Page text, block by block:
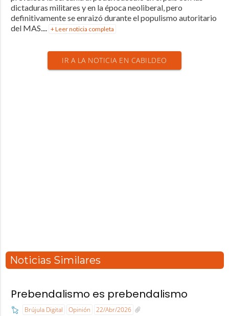
dictaduras militares y en la época neoliberal, pero
definitivamente se enraizó durante el populismo autoritario
del MAS.... + Leer noticia completa
IR A LA NOTICIA EN CABILDEO
Noticias Similares
Prebendalismo es prebendalismo
Brújula Digital Opinión 22/Abr/2026